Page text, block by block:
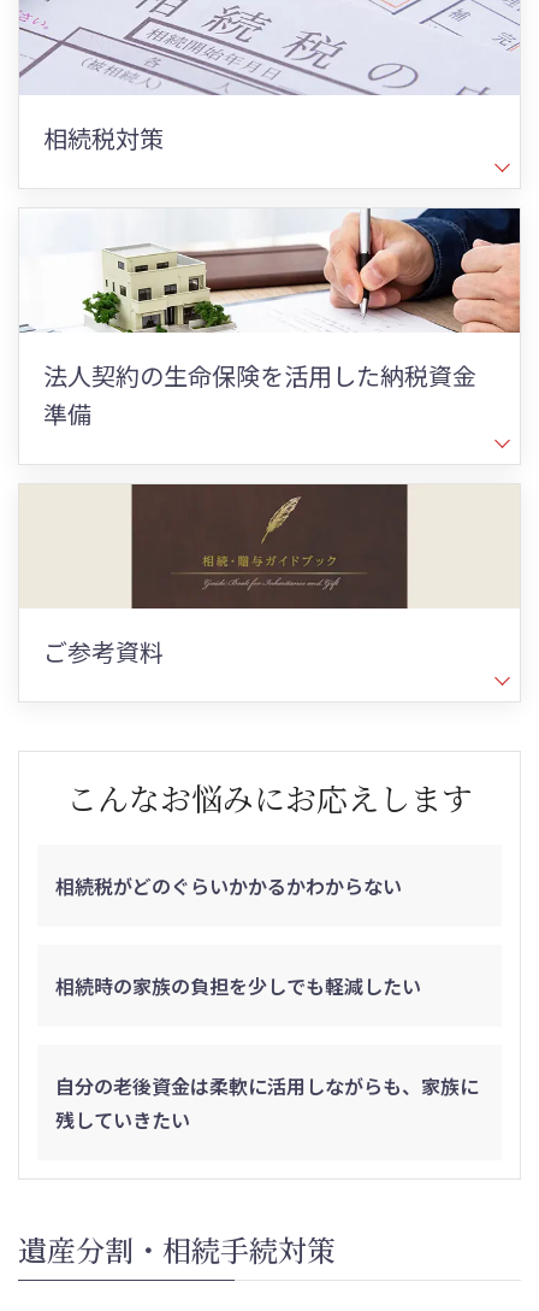
相続税対策
法人契約の生命保険を活用した納税資金
準備
ご参考資料
こんなお悩みにお応えします
相続税がどのぐらいかかるかわからない
相続時の家族の負担を少しでも軽減したい
自分の老後資金は柔軟に活用しながらも、 家族に
残していきたい
遺産分割・相続手続対策